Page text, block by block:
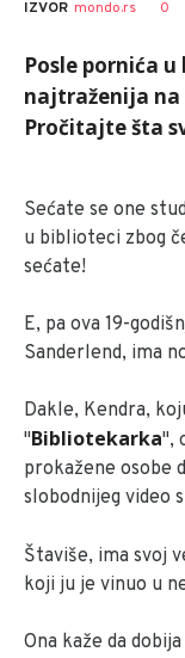
IZVOR mondo.rs 0
Posle pornića
najtraženija na
Pročitajte šta
Sećate se one
u biblioteci zbog
sećate!
E, pa ova 19-
Sanderlend, ima
Dakle, Kendra,
"Bibliotekarka",
prokažene osobe
slobodnijeg video
Štaviše, ima svoj
koji ju je vinuo u
Ona kaže da